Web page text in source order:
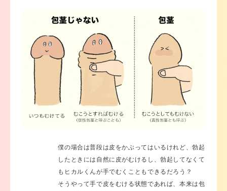
僕の場合は普段は皮をかぶってはいるけれど、勃起
したときには自然に皮がむけるし、勃起してなくて
もヒカルくんが手でむくこともできるだろう？
そうやって手で皮をむける状態であれば、本来は包